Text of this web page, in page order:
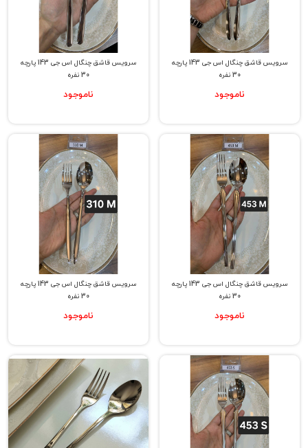
سرویس قاشق چنگال اس جی 143 پارچه
30 نفره
ناموجود
سرویس قاشق چنگال اس جی 143 پارچه
30 نفره
ناموجود
سرویس قاشق چنگال اس جی 143 پارچه
30 نفره
ناموجود
سرویس قاشق چنگال اس جی 143 پارچه
30 نفره
ناموجود